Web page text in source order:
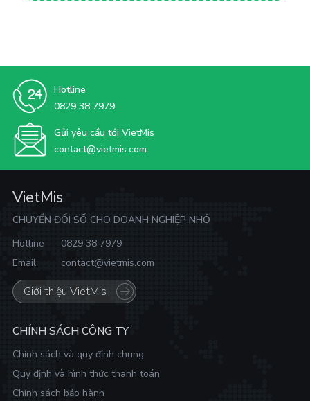
Hotline
0829 38 7979
Gửi yêu cầu tới VietMis
contact@vietmis.com
VietMis
CHUYỂN ĐỔI SỐ CHO DOANH NGHIỆP NHỎ
Hotline
0829 38 7979
Email
contact@vietmis.com
Giới thiệu VietMis
CHÍNH SÁCH CÔNG TY
Chính sách và quy định chung
Quy định và hình thức thanh toán
Chính sách bảo hành